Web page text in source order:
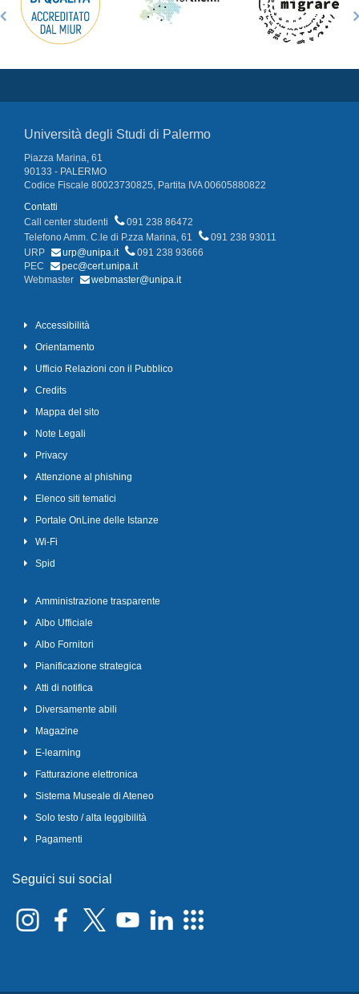
Università degli Studi di Palermo
Piazza Marina, 61
90133 - PALERMO
Codice Fiscale 80023730825, Partita IVA 00605880822
Contatti
Call center studenti
091 238 86472
Telefono Amm. C.le di P.zza Marina, 61
091 238 93011
URP
urp@unipa.it
091 238 93666
PEC
pec@cert.unipa.it
Webmaster
webmaster@unipa.it
Accessibilità
Orientamento
Ufficio Relazioni con il Pubblico
Credits
Mappa del sito
Note Legali
Privacy
Attenzione al phishing
Elenco siti tematici
Portale OnLine delle Istanze
Wi-Fi
Spid
Amministrazione trasparente
Albo Ufficiale
Albo Fornitori
Pianificazione strategica
Atti di notifica
Diversamente abili
Magazine
E-learning
Fatturazione elettronica
Sistema Museale di Ateneo
Solo testo / alta leggibilità
Pagamenti
Seguici sui social